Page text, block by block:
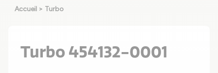
Accueil > Turbo
Turbo 454132-0001